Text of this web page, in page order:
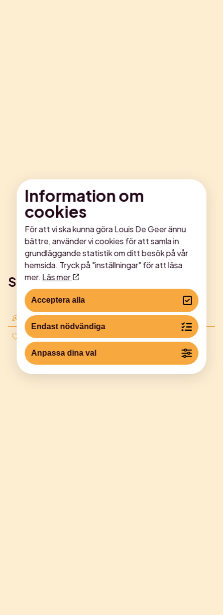
Se upp för falska biljettaktörer!
19 oktober 2022
Nyheter
Information om
cookies
För att vi ska kunna göra Louis De Geer ännu
bättre, använder vi cookies för att samla in
grundläggande statistik om ditt besök på vår
hemsida. Tryck på "inställningar" för att läsa
mer. Läs mer
Acceptera alla
Endast nödvändiga
Anpassa dina val